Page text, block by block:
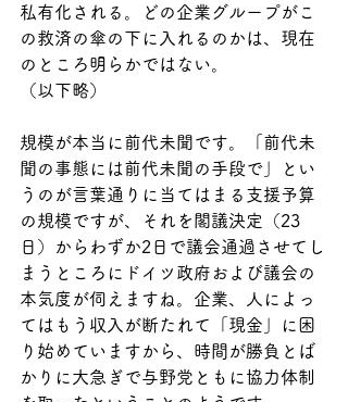
私有化される。どの企業グループがこ
の救済の傘の下に入れるのかは、現在
のところ明らかではない。
（以下略）
規模が本当に前代未聞です。「前代未
聞の事態には前代未聞の手段で」とい
うのが言葉通りに当てはまる支援予算
の規模ですが、それを閣議決定（23
日）からわずか2日で議会通過させてし
まうところにドイツ政府および議会の
本気度が伺えますね。企業、人によっ
てはもう収入が断たれて「現金」に困
り始めていますから、時間が勝負とば
かりに大急ぎで与野党ともに協力体制